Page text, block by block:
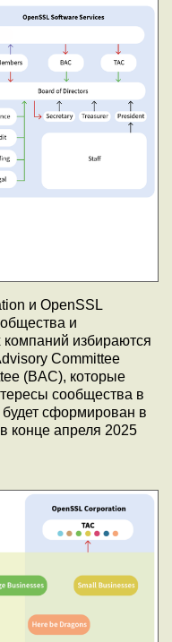
и OpenSSL
и
избираются
Committee
(BAC), которые
сообщества в
сформирован в
конце апреля 2025